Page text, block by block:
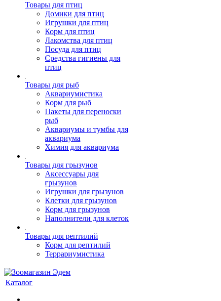
Товары для птиц
Домики для птиц
Игрушки для птиц
Корм для птиц
Лакомства для птиц
Посуда для птиц
Средства гигиены для
птиц
Товары для рыб
Аквариумистика
Корм для рыб
Пакеты для переноски
рыб
Аквариумы и тумбы для
аквариума
Химия для аквариума
Товары для грызунов
Аксессуары для
грызунов
Игрушки для грызунов
Клетки для грызунов
Корм для грызунов
Наполнители для клеток
Товары для рептилий
Корм для рептилий
Террариумистика
Каталог